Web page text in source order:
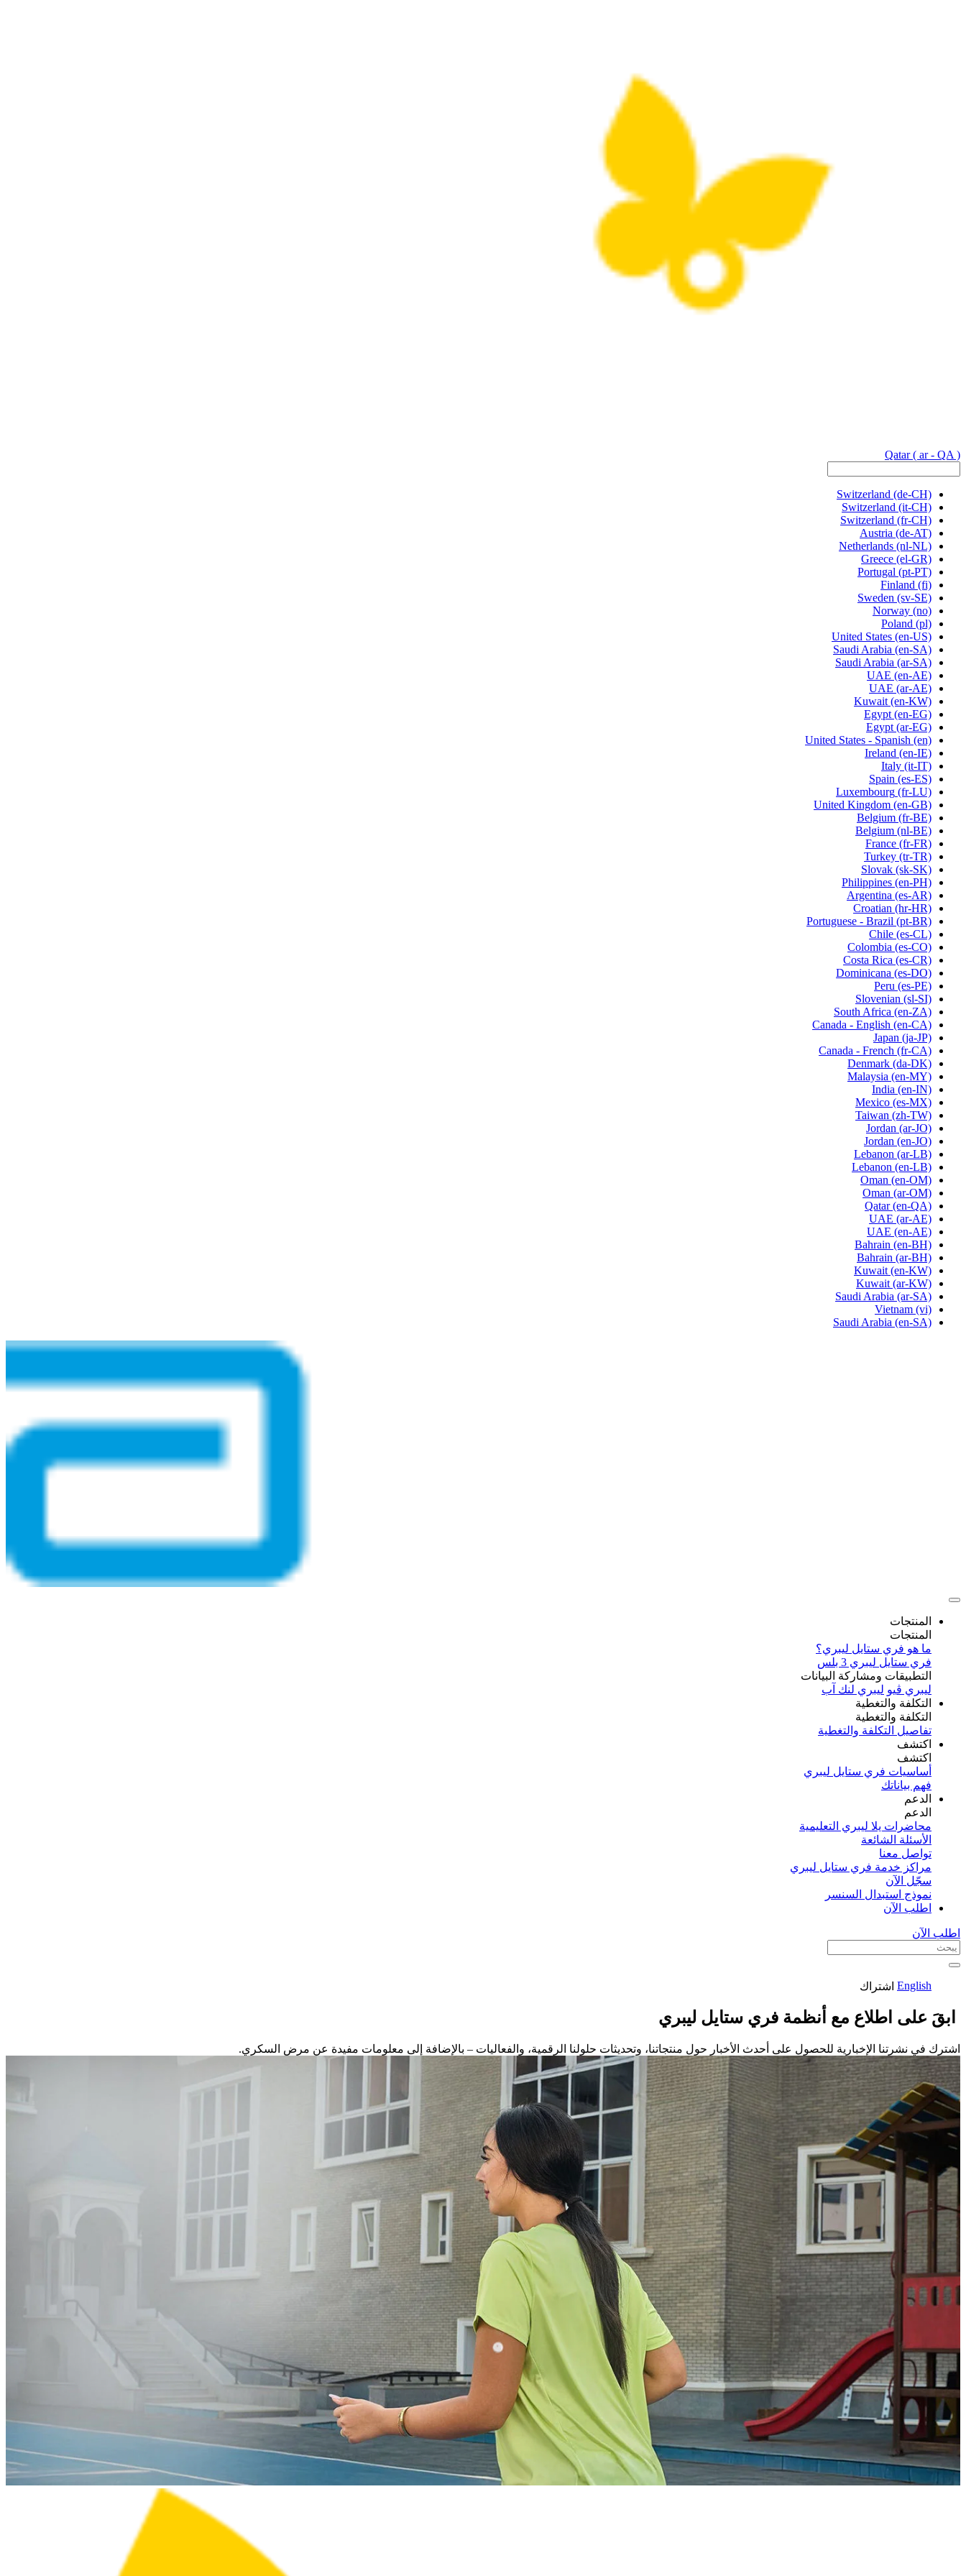
Qatar ( ar - QA )
Switzerland (de-CH)
Switzerland (it-CH)
Switzerland (fr-CH)
Austria (de-AT)
Netherlands (nl-NL)
Greece (el-GR)
Portugal (pt-PT)
Finland (fi)
Sweden (sv-SE)
Norway (no)
Poland (pl)
United States (en-US)
Saudi Arabia (en-SA)
Saudi Arabia (ar-SA)
UAE (en-AE)
UAE (ar-AE)
Kuwait (en-KW)
Egypt (en-EG)
Egypt (ar-EG)
United States - Spanish (en)
Ireland (en-IE)
Italy (it-IT)
Spain (es-ES)
Luxembourg (fr-LU)
United Kingdom (en-GB)
Belgium (fr-BE)
Belgium (nl-BE)
France (fr-FR)
Turkey (tr-TR)
Slovak (sk-SK)
Philippines (en-PH)
Argentina (es-AR)
Croatian (hr-HR)
Portuguese - Brazil (pt-BR)
Chile (es-CL)
Colombia (es-CO)
Costa Rica (es-CR)
Dominicana (es-DO)
Peru (es-PE)
Slovenian (sl-SI)
South Africa (en-ZA)
Canada - English (en-CA)
Japan (ja-JP)
Canada - French (fr-CA)
Denmark (da-DK)
Malaysia (en-MY)
India (en-IN)
Mexico (es-MX)
Taiwan (zh-TW)
Jordan (ar-JO)
Jordan (en-JO)
Lebanon (ar-LB)
Lebanon (en-LB)
Oman (en-OM)
Oman (ar-OM)
Qatar (en-QA)
UAE (ar-AE)
UAE (en-AE)
Bahrain (en-BH)
Bahrain (ar-BH)
Kuwait (en-KW)
Kuwait (ar-KW)
Saudi Arabia (ar-SA)
Vietnam (vi)
Saudi Arabia (en-SA)
المنتجات
المنتجات
ما هو فري ستايل ليبري؟
فري ستايل ليبري 3 بلس​
التطبيقات ومشاركة البيانات
ليبري ڤيو ليبري لنك آب
التكلفة والتغطية
التكلفة والتغطية
تفاصيل التكلفة والتغطية
اكتشف​
اكتشف​
أساسيات فري ستايل ليبري
فهم بياناتك
الدعم
الدعم
محاضرات يلا ليبري التعليمية
الأسئلة الشائعة
تواصل معنا
مراكز خدمة فري ستايل ليبري
سجّل الآن​
نموذج استبدال السنسر
اطلب الآن
اطلب الآن
English اشتراك
ابقَ على اطلاع مع أنظمة فري ستايل ليبري
اشترك في نشرتنا الإخبارية للحصول على أحدث الأخبار حول منتجاتنا، وتحديثات حلولنا الرقمية، والفعاليات – بالإضافة إلى معلومات مفيدة عن مرض السكري.​